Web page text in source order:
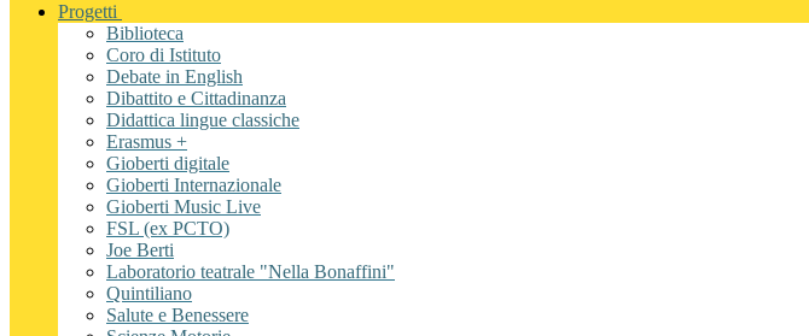
Progetti
Biblioteca
Coro di Istituto
Debate in English
Dibattito e Cittadinanza
Didattica lingue classiche
Erasmus +
Gioberti digitale
Gioberti Internazionale
Gioberti Music Live
FSL (ex PCTO)
Joe Berti
Laboratorio teatrale "Nella Bonaffini"
Quintiliano
Salute e Benessere